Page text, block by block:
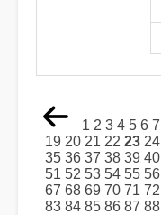
1 2 3 4 5 6 7
19 20 21 22 23 24
35 36 37 38 39 40
51 52 53 54 55 56
67 68 69 70 71 72
83 84 85 86 87 88